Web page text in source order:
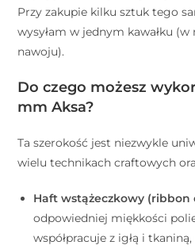
Przy zakupie kilku sztuk tego
wysyłam w jednym kawałku
nawoju).
Do czego możesz
mm Aksa?
Ta szerokość jest niezwykle
wielu technikach craftowych
Haft wstążeczkowy (ribbon
odpowiedniej miękkości
współpracuje z igłą i